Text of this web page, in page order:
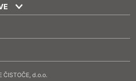
ČISTOČE, d.o.o.